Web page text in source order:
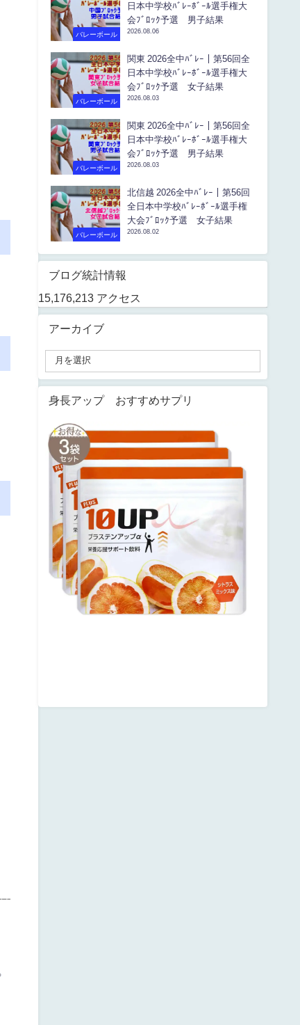
バレーボール
日本中学校ﾊﾞﾚｰﾎﾞｰﾙ選手権大
会ﾌﾞﾛｯｸ予選 男子結果
2026.08.06
バレーボール
関東 2026全中ﾊﾞﾚｰ｜第56回全
日本中学校ﾊﾞﾚｰﾎﾞｰﾙ選手権大
会ﾌﾞﾛｯｸ予選 女子結果
2026.08.03
バレーボール
関東 2026全中ﾊﾞﾚｰ｜第56回全
日本中学校ﾊﾞﾚｰﾎﾞｰﾙ選手権大
会ﾌﾞﾛｯｸ予選 男子結果
2026.08.03
バレーボール
北信越 2026全中ﾊﾞﾚｰ｜第56回
全日本中学校ﾊﾞﾚｰﾎﾞｰﾙ選手権
大会ﾌﾞﾛｯｸ予選 女子結果
2026.08.02
ブログ統計情報
15,176,213 アクセス
アーカイブ
身長アップ おすすめサプリ